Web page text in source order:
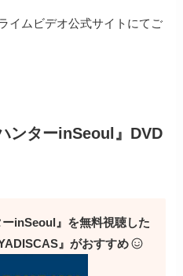
イムビデオ公式サイトにてご
ンターinSeoul』DVD
ーinSeoul』を無料視聴した
』がおすすめ